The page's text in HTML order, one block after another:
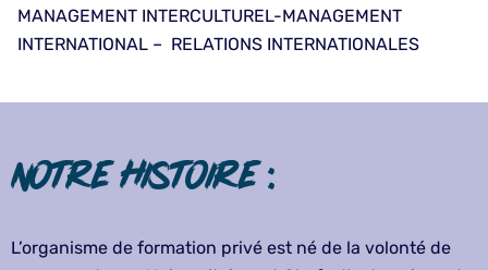
MANAGEMENT INTERCULTUREL-MANAGEMENT
INTERNATIONAL – RELATIONS INTERNATIONALES
notre histoire :
L’organisme de formation privé est né de la volonté de